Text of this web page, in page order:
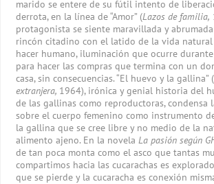
marido se entere de su fútil intento de
derrota, en la línea de “Amor” (Lazos de familia,
protagonista se siente maravillada y
rincón citadino con el latido de la vida
hacer humano, iluminación que ocurre
para hacer las compras que termina con un
casa, sin consecuencias. “El huevo y la gallina” (
extranjera, 1964), irónica y genial historia del
de las gallinas como reproductoras, condensa
sobre el cuerpo femenino como instrumento
la gallina que se cree libre y no medio de la
alimento ajeno. En la novelaLa pasión según
de tan poca monta como el asco que tantas
compartimos hacia las cucarachas es
que se pierde y la cucaracha es conexión